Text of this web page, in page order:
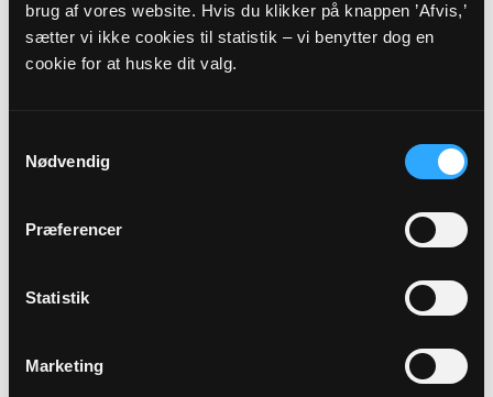
brug af vores website. Hvis du klikker på knappen ’Afvis,’
sætter vi ikke cookies til statistik – vi benytter dog en
cookie for at huske dit valg.
Nødvendig
Præferencer
Statistik
Marketing
Sikker henvendelse
Overenskomstansat sognepræst